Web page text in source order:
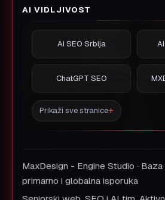
AI VIDLJIVOST
AI SEO Srbija
ChatGPT SEO
Prikaži sve stranice
MaxDesign - Engine Studio ·
primarno i globalna isporuka